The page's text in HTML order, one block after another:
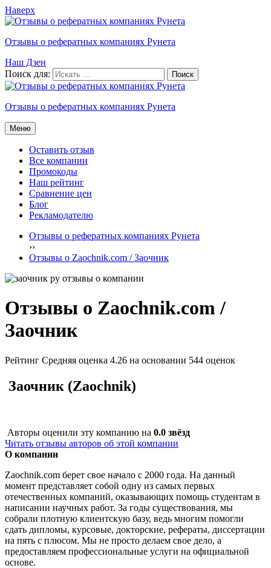
Наверх
Отзывы о рефератных компаниях Рунета
Наш Дзен
Поиск для:
Отзывы о рефератных компаниях Рунета
Меню
Оставить отзыв
Все компании
Промокоды
Наш рейтинг
Сравнение цен
Блог
Рекламодателю
Отзывы о рефератных компаниях Рунета
››
Отзывы о Zaochnik.com / Заочник
Отзывы о Zaochnik.com /
Заочник
Рейтинг Средняя оценка 4.26 на основании 544 оценок
Заочник (Zaochnik)
Авторы оценили эту компанию на 0.0 звёзд
Читать отзывы авторов об этой компании
О компании
Zaochnik.com берет свое начало с 2000 года. На данный
момент представляет собой одну из самых первых
отечественных компаний, оказывающих помощь студентам в
написании научных работ. За годы существования, мы
собрали плотную клиентскую базу, ведь многим помогли
сдать дипломы, курсовые, докторские, рефераты, диссертации
на пять с плюсом. Мы не просто делаем свое дело, а
предоставляем профессиональные услуги на официальной
основе.